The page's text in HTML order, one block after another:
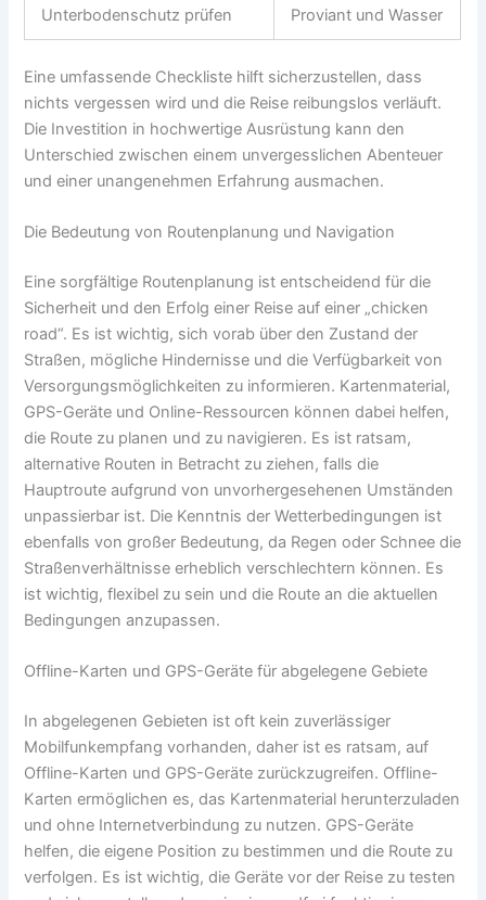
Unterbodenschutz prüfen Proviant und Wasser
Eine umfassende Checkliste hilft sicherzustellen, dass
nichts vergessen wird und die Reise reibungslos verläuft.
Die Investition in hochwertige Ausrüstung kann den
Unterschied zwischen einem unvergesslichen Abenteuer
und einer unangenehmen Erfahrung ausmachen.
Die Bedeutung von Routenplanung und Navigation
Eine sorgfältige Routenplanung ist entscheidend für die
Sicherheit und den Erfolg einer Reise auf einer „chicken
road“. Es ist wichtig, sich vorab über den Zustand der
Straßen, mögliche Hindernisse und die Verfügbarkeit von
Versorgungsmöglichkeiten zu informieren. Kartenmaterial,
GPS-Geräte und Online-Ressourcen können dabei helfen,
die Route zu planen und zu navigieren. Es ist ratsam,
alternative Routen in Betracht zu ziehen, falls die
Hauptroute aufgrund von unvorhergesehenen Umständen
unpassierbar ist. Die Kenntnis der Wetterbedingungen ist
ebenfalls von großer Bedeutung, da Regen oder Schnee die
Straßenverhältnisse erheblich verschlechtern können. Es
ist wichtig, flexibel zu sein und die Route an die aktuellen
Bedingungen anzupassen.
Offline-Karten und GPS-Geräte für abgelegene Gebiete
In abgelegenen Gebieten ist oft kein zuverlässiger
Mobilfunkempfang vorhanden, daher ist es ratsam, auf
Offline-Karten und GPS-Geräte zurückzugreifen. Offline-
Karten ermöglichen es, das Kartenmaterial herunterzuladen
und ohne Internetverbindung zu nutzen. GPS-Geräte
helfen, die eigene Position zu bestimmen und die Route zu
verfolgen. Es ist wichtig, die Geräte vor der Reise zu testen